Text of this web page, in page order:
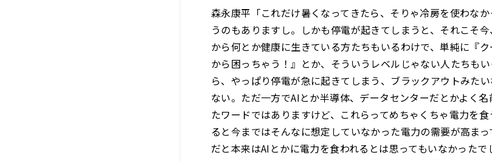
森永康平「これだけ暑くなってきたら、そりゃ冷房を使わな
うのもありますし。しかも停電が起きてしまうと、それこそ
から何とか健康に生きている方たちもいるわけで、単純に『
から困っちゃう！』とか、そういうレベルじゃない人たちも
ら、やっぱり停電が急に起きてしまう、ブラックアウトみた
ない。ただ一方でAIとか半導体、データセンターだとかよく
たワードではありますけど、これらってめちゃくちゃ電力を
ると今まではそんなに想定していなかった電力の需要が高ま
だと本来はAIとかに電力を食われるとは思ってもいなかった